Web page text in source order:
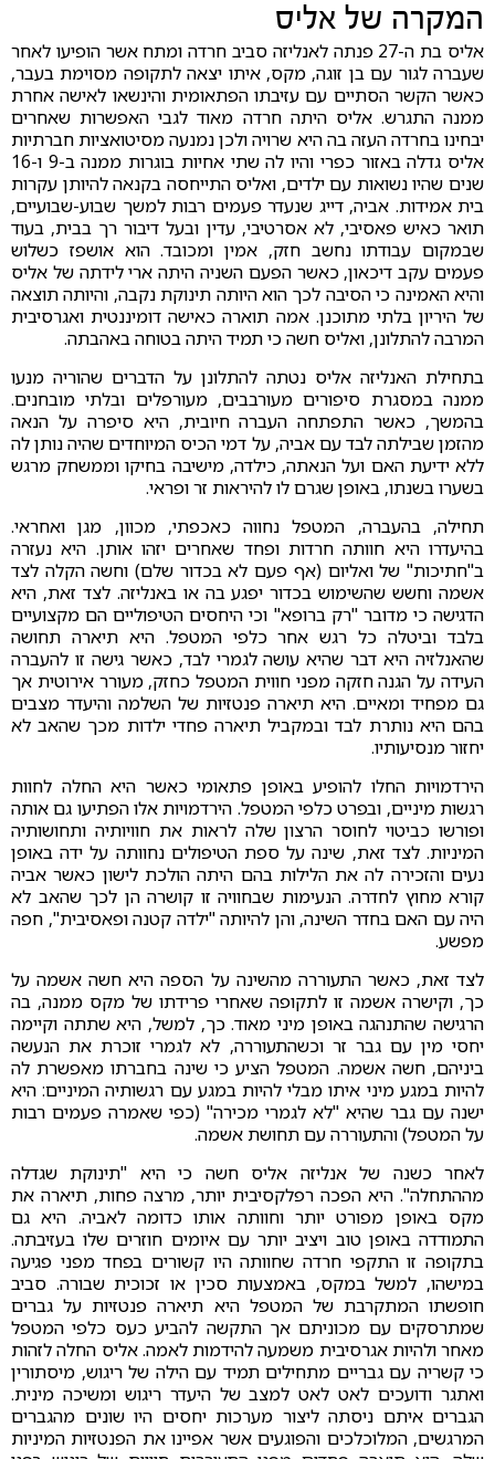
המקרה של אליס
אליס בת ה-27 פנתה לאנליזה סביב חרדה ומתח אשר הופיעו לאחר
שעברה לגור עם בן זוגה, מקס, איתו יצאה לתקופה מסוימת בעבר,
כאשר הקשר הסתיים עם עזיבתו הפתאומית והינשאו לאישה אחרת
ממנה התגרש. אליס היתה חרדה מאוד לגבי האפשרות שאחרים
יבחינו בחרדה העזה בה היא שרויה ולכן נמנעה מסיטואציות חברתיות
אליס גדלה באזור כפרי והיו לה שתי אחיות בוגרות ממנה ב-9 ו-16
שנים שהיו נשואות עם ילדים, ואליס התייחסה בקנאה להיותן עקרות
בית אמידות. אביה, דייג שנעדר פעמים רבות למשך שבוע-שבועיים,
תואר כאיש פאסיבי, לא אסרטיבי, עדין ובעל דיבור רך בבית, בעוד
שבמקום עבודתו נחשב חזק, אמין ומכובד. הוא אושפז כשלוש
פעמים עקב דיכאון, כאשר הפעם השניה היתה ארי לידתה של אליס
והיא האמינה כי הסיבה לכך הוא היותה תינוקת נקבה, והיותה תוצאה
של היריון בלתי מתוכנן. אמה תוארה כאישה דומיננטית ואגרסיבית
המרבה להתלונן, ואליס חשה כי תמיד היתה בטוחה באהבתה.
בתחילת האנליזה אליס נטתה להתלונן על הדברים שהוריה מנעו
ממנה במסגרת סיפורים מעורבבים, מעורפלים ובלתי מובחנים.
בהמשך, כאשר התפתחה העברה חיובית, היא סיפרה על הנאה
מהזמן שבילתה לבד עם אביה, על דמי הכיס המיוחדים שהיה נותן לה
ללא ידיעת האם ועל הנאתה, כילדה, מישיבה בחיקו וממשחק מרגש
בשערו בשנתו, באופן שגרם לו להיראות זר ופראי.
תחילה, בהעברה, המטפל נחווה כאכפתי, מכוון, מגן ואחראי.
בהיעדרו היא חוותה חרדות ופחד שאחרים יזהו אותן. היא נעזרה
ב"חתיכות" של ואליום (אף פעם לא בכדור שלם) וחשה הקלה לצד
אשמה וחשש שהשימוש בכדור יפגע בה או באנליזה. לצד זאת, היא
הדגישה כי מדובר "רק ברופא" וכי היחסים הטיפוליים הם מקצועיים
בלבד וביטלה כל רגש אחר כלפי המטפל. היא תיארה תחושה
שהאנלזיה היא דבר שהיא עושה לגמרי לבד, כאשר גישה זו להעברה
העידה על הגנה חזקה מפני חווית המטפל כחזק, מעורר אירוטית אך
גם מפחיד ומאיים. היא תיארה פנטזיות של השלמה והיעדר מצבים
בהם היא נותרת לבד ובמקביל תיארה פחדי ילדות מכך שהאב לא
יחזור מנסיעותיו.
הירדמויות החלו להופיע באופן פתאומי כאשר היא החלה לחוות
רגשות מיניים, ובפרט כלפי המטפל. הירדמויות אלו הפתיעו גם אותה
ופורשו כביטוי לחוסר הרצון שלה לראות את חוויותיה ותחושותיה
המיניות. לצד זאת, שינה על ספת הטיפולים נחוותה על ידה באופן
נעים והזכירה לה את הלילות בהם היתה הולכת לישון כאשר אביה
קורא מחוץ לחדרה. הנעימות שבחוויה זו קושרה הן לכך שהאב לא
היה עם האם בחדר השינה, והן להיותה "ילדה קטנה ופאסיבית", חפה
מפשע.
לצד זאת, כאשר התעוררה מהשינה על הספה היא חשה אשמה על
כך, וקישרה אשמה זו לתקופה שאחרי פרידתו של מקס ממנה, בה
הרגישה שהתנהגה באופן מיני מאוד. כך, למשל, היא שתתה וקיימה
יחסי מין עם גבר זר וכשהתעוררה, לא לגמרי זוכרת את הנעשה
ביניהם, חשה אשמה. המטפל הציע כי שינה בחברתו מאפשרת לה
להיות במגע מיני איתו מבלי להיות במגע עם רגשותיה המיניים: היא
ישנה עם גבר שהיא "לא לגמרי מכירה" (כפי שאמרה פעמים רבות
על המטפל) והתעוררה עם תחושת אשמה.
לאחר כשנה של אנליזה אליס חשה כי היא "תינוקת שגדלה
מההתחלה". היא הפכה רפלקסיבית יותר, מרצה פחות, תיארה את
מקס באופן מפורט יותר וחוותה אותו כדומה לאביה. היא גם
התמודדה באופן טוב ויציב יותר עם איומים חוזרים שלו בעזיבתה.
בתקופה זו התקפי חרדה שחוותה היו קשורים בפחד מפני פגיעה
במישהו, למשל במקס, באמצעות סכין או זכוכית שבורה. סביב
חופשתו המתקרבת של המטפל היא תיארה פנטזיות על גברים
שמתרסקים עם מכוניתם אך התקשה להביע כעס כלפי המטפל
מאחר ולהיות אגרסיבית משמעה להידמות לאמה. אליס החלה לזהות
כי קשריה עם גבריים מתחילים תמיד עם הילה של ריגוש, מיסתורין
ואתגר ודועכים לאט לאט למצב של היעדר ריגוש ומשיכה מינית.
הגברים איתם ניסתה ליצור מערכות יחסים היו שונים מהגברים
המרגשים, המלוכלכים והפוגעים אשר אפיינו את הפנטזיות המיניות